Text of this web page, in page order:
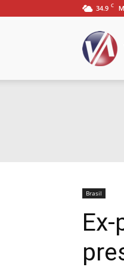
34.9 C
Brasil